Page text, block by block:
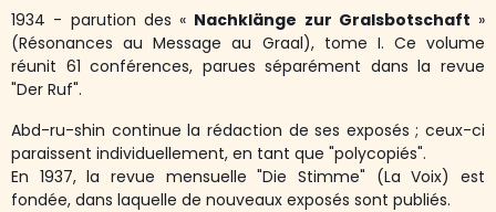
1934 - parution des « Nachklänge zur Gralsbotschaft »
(Résonances au Message au Graal), tome I. Ce volume
réunit 61 conférences, parues séparément dans la revue
"Der Ruf".
Abd-ru-shin continue la rédaction de ses exposés ; ceux-ci
paraissent individuellement, en tant que "polycopiés".
En 1937, la revue mensuelle "Die Stimme" (La Voix) est
fondée, dans laquelle de nouveaux exposés sont publiés.